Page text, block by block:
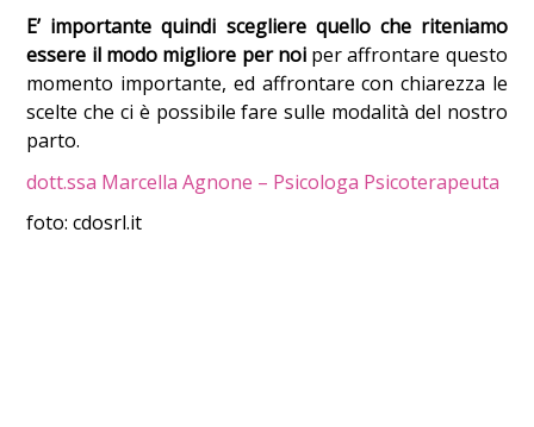
E’ importante quindi scegliere quello che riteniamo
essere il modo migliore per noiper affrontare questo
momento importante, ed affrontare con chiarezza le
scelte che ci è possibile fare sulle modalità del nostro
parto.
dott.ssa Marcella Agnone – Psicologa Psicoterapeuta
foto: cdosrl.it